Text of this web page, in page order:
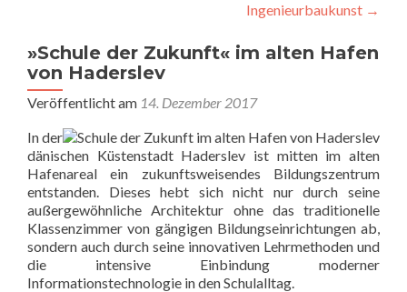
Ingenieurbaukunst →
»Schule der Zukunft« im alten Hafen
von Haderslev
Veröffentlicht am 14. Dezember 2017
In der
dänischen Küstenstadt Haderslev ist mitten im alten
Hafenareal ein zukunftsweisendes Bildungszentrum
entstanden. Dieses hebt sich nicht nur durch seine
außergewöhnliche Architektur ohne das traditionelle
Klassenzimmer von gängigen Bildungseinrichtungen ab,
sondern auch durch seine innovativen Lehrmethoden und
die intensive Einbindung moderner
Informationstechnologie in den Schulalltag.